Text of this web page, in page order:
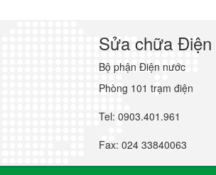
Sửa chữa
Bộ phận Điện nước
Phòng 101 trạm điện
Tel: 0903.401.961
Fax: 024 33840063